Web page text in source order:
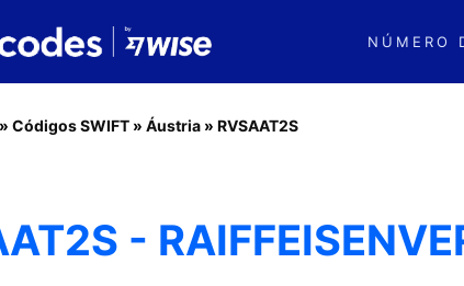
NÚMERO
» Códigos SWIFT » Áustria » RVSAAT2S
-